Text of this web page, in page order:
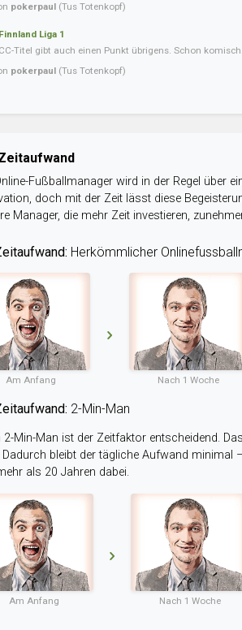
pokerpaul (Tus Totenkopf)
Finnland Liga 1
CC-Titel gibt auch einen Punkt übrigens. Schon komisch.
pokerpaul (Tus Totenkopf)
Fußballmanager wird in der Regel über
doch mit der Zeit lässt diese
Manager, die mehr Zeit investieren,
Herkömmlicher
Am Anfang Nach 1 Woche
2-Min-Man
2-Min-Man ist der Zeitfaktor entscheidend.
Dadurch bleibt der tägliche Aufwand
als 20 Jahren dabei.
Am Anfang Nach 1 Woche